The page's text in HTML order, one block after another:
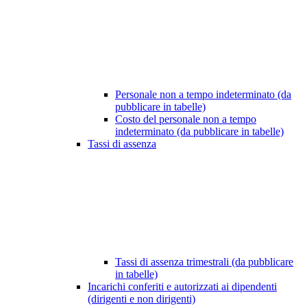
Personale non a tempo indeterminato (da
pubblicare in tabelle)
Costo del personale non a tempo
indeterminato (da pubblicare in tabelle)
Tassi di assenza
Tassi di assenza trimestrali (da pubblicare
in tabelle)
Incarichi conferiti e autorizzati ai dipendenti
(dirigenti e non dirigenti)